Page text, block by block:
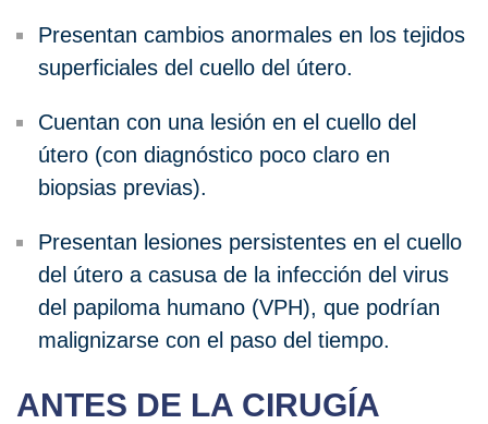
Presentan cambios anormales en los tejidos
superficiales del cuello del útero.
Cuentan con una lesión en el cuello del
útero (con diagnóstico poco claro en
biopsias previas).
Presentan lesiones persistentes en el cuello
del útero a casusa de la infección del virus
del papiloma humano (VPH), que podrían
malignizarse con el paso del tiempo.
ANTES DE LA CIRUGÍA